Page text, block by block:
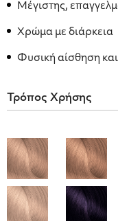
Μέγιστης,
Χρώμα με διάρκεια
Φυσική αίσθηση
Τρόπος Χρήσης